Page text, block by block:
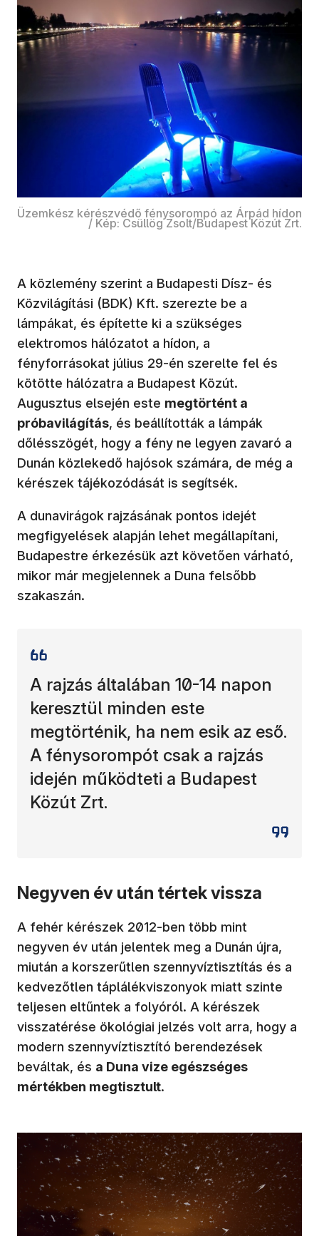
Üzemkész kérészvédő fénysorompó az Árpád hídon
/ Kép: Csüllög Zsolt/Budapest Közút Zrt.
A közlemény szerint a Budapesti Dísz- és
Közvilágítási (BDK) Kft. szerezte be a
lámpákat, és építette ki a szükséges
elektromos hálózatot a hídon, a
fényforrásokat július 29-én szerelte fel és
kötötte hálózatra a Budapest Közút.
Augusztus elsején este megtörtént a
próbavilágítás, és beállították a lámpák
dőlésszögét, hogy a fény ne legyen zavaró a
Dunán közlekedő hajósok számára, de még a
kérészek tájékozódását is segítsék.
A dunavirágok rajzásának pontos idejét
megfigyelések alapján lehet megállapítani,
Budapestre érkezésük azt követően várható,
mikor már megjelennek a Duna felsőbb
szakaszán.
A rajzás általában 10-14 napon
keresztül minden este
megtörténik, ha nem esik az eső.
A fénysorompót csak a rajzás
idején működteti a Budapest
Közút Zrt.
Negyven év után tértek vissza
A fehér kérészek 2012-ben több mint
negyven év után jelentek meg a Dunán újra,
miután a korszerűtlen szennyvíztisztítás és a
kedvezőtlen táplálékviszonyok miatt szinte
teljesen eltűntek a folyóról. A kérészek
visszatérése ökológiai jelzés volt arra, hogy a
modern szennyvíztisztító berendezések
beváltak, és a Duna vize egészséges
mértékben megtisztult.